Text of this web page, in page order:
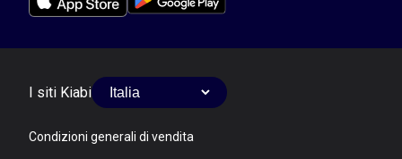
I siti Kiabi
Condizioni generali di vendita